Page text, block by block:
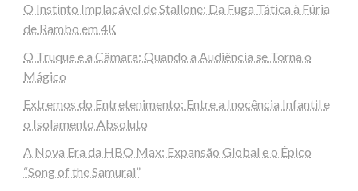
O Instinto Implacável de Stallone: Da Fuga Tática à Fúria
de Rambo em 4K
O Truque e a Câmara: Quando a Audiência se Torna o
Mágico
Extremos do Entretenimento: Entre a Inocência Infantil e
o Isolamento Absoluto
A Nova Era da HBO Max: Expansão Global e o Épico
“Song of the Samurai”